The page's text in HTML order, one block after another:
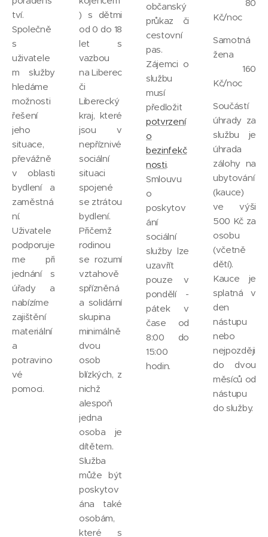
tví.
Společně
s
uživatele
m služby
hledáme
možnosti
řešení
jeho
situace,
převážně
v oblasti
bydlení a
zaměstná
ní.
Uživatele
podporuje
me při
jednání s
úřady a
nabízíme
zajištění
materiální
a
potravino
vé
pomoci.
) s dětmi
od 0 do 18
let s
vazbou
na Liberec
či
Liberecký
kraj, které
jsou v
nepříznivé
sociální
situaci
spojené
se ztrátou
bydlení.
Přičemž
rodinou
se rozumí
vztahově
spřízněná
a solidární
skupina
minimálně
dvou
osob
blízkých, z
nichž
alespoň
jedna
osoba je
dítětem.
Služba
může být
poskytov
ána také
osobám,
které s
občanský
průkaz či
cestovní
pas.
Zájemci o
službu
musí
předložit
potvrzení
o
bezinfekč
nosti.
Smlouvu
o
poskytov
ání
sociální
služby lze
uzavřít
pouze v
pondělí -
pátek v
čase od
8:00 do
15:00
hodin.
80
Kč/noc
Samotná
žena
160
Kč/noc
Součástí
úhrady za
službu je
úhrada
zálohy na
ubytování
(kauce)
ve výši
500 Kč za
osobu
(včetně
dětí).
Kauce je
splatná v
den
nástupu
nebo
nejpozději
do dvou
měsíců od
nástupu
do služby.